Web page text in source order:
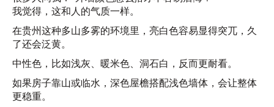
我觉得，这和人的气质一样。
在贵州这种多山多雾的环境里，亮白色容易显得突兀，久
了还会泛黄。
中性色，比如浅灰、暖米色、洞石白，反而更耐看。
如果房子靠山或临水，深色屋檐搭配浅色墙体，会让整体
更稳重。